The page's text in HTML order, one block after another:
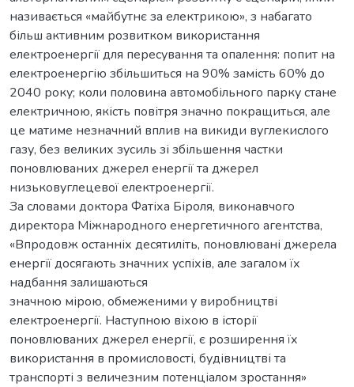
називається «майбутнє за електрикою», з набагато
більш активним розвитком використання
електроенергії для пересування та опалення: попит на
електроенергію збільшиться на 90% замість 60% до
2040 року; коли половина автомобільного парку стане
електричною, якість повітря значно покращиться, але
це матиме незначний вплив на викиди вуглекислого
газу, без великих зусиль зі збільшення частки
поновлюваних джерел енергії та джерел
низьковуглецевої електроенергії.
За словами доктора Фатіха Біроля, виконавчого
директора Міжнародного енергетичного агентства,
«Впродовж останніх десятиліть, поновлювані джерела
енергії досягають значних успіхів, але загалом їх
надбання залишаються
значною мірою, обмеженими у виробництві
електроенергії. Наступною віхою в історії
поновлюваних джерел енергії, є розширення їх
використання в промисловості, будівництві та
транспорті з величезним потенціалом зростання»